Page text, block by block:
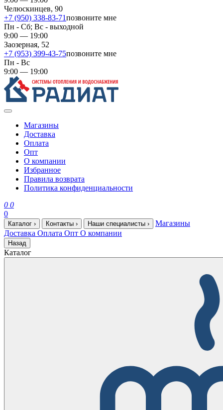
Челюскинцев, 90
+7 (950) 338-83-71позвоните мне
Пн - Сб; Вс - выходной
9:00 — 19:00
Заозерная, 52
+7 (953) 399-43-75позвоните мне
Пн - Вс
9:00 — 19:00
Магазины
Доставка
Оплата
Опт
О компании
Избранное
Правила возврата
Политика конфиденциальности
0 0
0
Каталог › Контакты › Наши специалисты ›
Магазины
Доставка Оплата Опт О компании
Назад
Каталог